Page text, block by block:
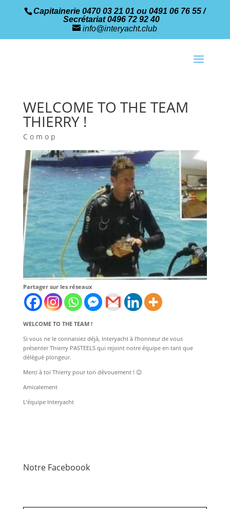
Capitainerie 0470 03 21 01 ou 0491 06 76 55 /
Secrétariat 0496 72 92 40
info@interyacht.club
WELCOME TO THE TEAM
THIERRY !
Comop
Partager sur les réseaux
WELCOME TO THE TEAM !
Si vous ne le connaisiez déjà, Interyacht à l’honneur de vous
présenter Thierry PASTEELS qui rejoint notre équipe en tant que
délégué plongeur.
Merci à toi Thierry pour ton dévouement ! 😉
Amicalement
L’équipe Interyacht
Notre Faceboook